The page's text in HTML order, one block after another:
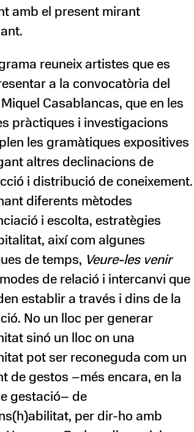
amb el present mirant
reuneix artistes que es
a la convocatòria del
Casablancas, que en les
pràctiques i investigacions
les gramàtiques expositives
altres declinacions de
i distribució de coneixement.
diferents mètodes
i escolta, estratègies
així com algunes
de temps, Veure-les venir
de relació i intercanvi que
establir a través i dins de la
No un lloc per generar
sinó un lloc on una
pot ser reconeguda com un
de gestos –més encara, en la
gestació– de
per dir-ho amb